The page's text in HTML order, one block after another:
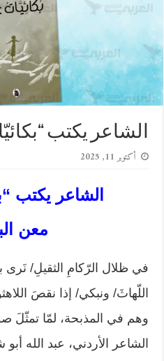
الشاعر يكتب
أكتوبر 11, 2025
الشاعر يكتب
معن
في ظلال الرّكامِ الثقيلِ/ نَرى
اللّهاثَ/ ونبكي/ إذا نقصَ